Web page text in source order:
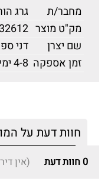
מחבר/ת
גרג
מק"ט מוצר
שם יצרן
דני
זמן אספקה 4-8 ימי עסקים
חוות דעת על
0 חוות דעת (אין